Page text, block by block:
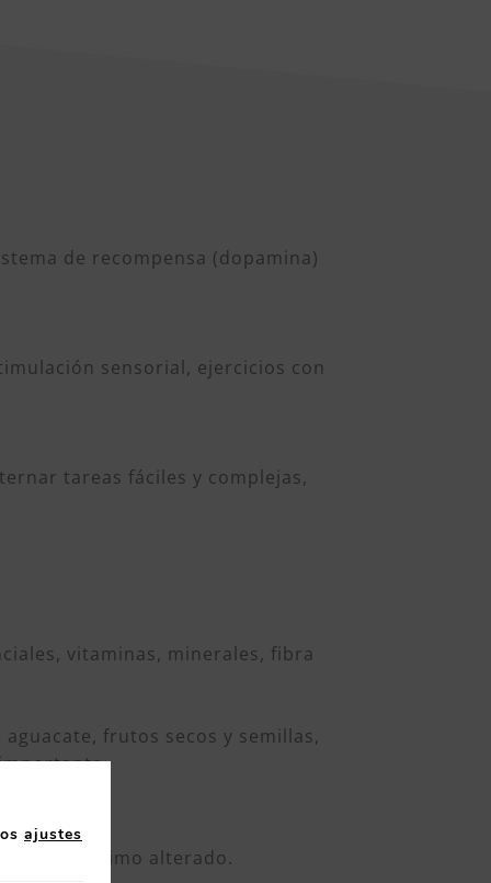
de recompensa (dopamina)
sensorial, ejercicios con
tareas fáciles y complejas,
vitaminas, minerales, fibra
frutos secos y semillas,
ánimo alterado.
ajustes